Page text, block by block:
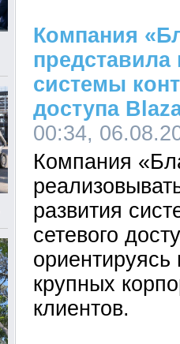
Компания
системы
доступа
00:34,
Компания
развития
сетевого
ориентируясь
крупных
клиентов.